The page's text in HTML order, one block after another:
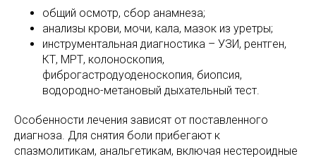
общий осмотр, сбор анамнеза;
анализы крови, мочи, кала, мазок из уретры;
инструментальная диагностика – УЗИ, рентген,
КТ, МРТ, колоноскопия,
фиброгастродуоденоскопия, биопсия,
водородно-метановый дыхательный тест.
Особенности лечения зависят от поставленного
диагноза. Для снятия боли прибегают к
спазмолитикам, анальгетикам, включая нестероидные